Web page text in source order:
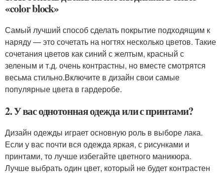
«color block»
Самый лучший способ сделать покрытие подходящим к
наряду — это сочетать на ногтях несколько цветов. Такие
сочетания цветов как синий с желтым, красный с
зеленым и т.д. очень контрастны, но вместе смотрятся
весьма стильно.Включите в дизайн свои самые
популярные цвета в гардеробе.
2. У вас однотонная одежда или с принтами?
Дизайн одежды играет основную роль в выборе лака.
Если у вас почти вся одежда яркая, с рисунками и
принтами, то лучше избегайте цветного маникюра.
Лучше выбрать один цвет, который не будет контрастен